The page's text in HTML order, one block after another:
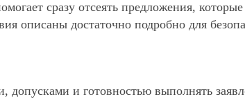
сразу отсеять предложения,
описаны достаточно подробно для
и готовностью выполнять